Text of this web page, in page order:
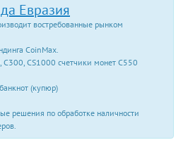
Евразия
востребованные рынком
CoinMax.
CS1000 счетчики монет С550
(купюр)
решения по обработке наличности